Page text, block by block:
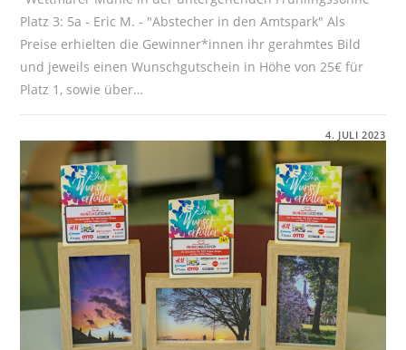
Platz 3: 5a - Eric M. - "Abstecher in den Amtspark" Als
Preise erhielten die Gewinner*innen ihr gerahmtes Bild
und jeweils einen Wunschgutschein in Höhe von 25€ für
Platz 1, sowie über…
FOTOWETTBEWERBS
2023
DER
IGS
BURGWEDEL
4. JULI 2023